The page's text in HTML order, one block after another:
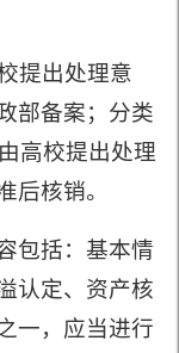
提出处理意
部备案；分类
高校提出处理
后核销。
括：基本情
认定、资产核
一，应当进行